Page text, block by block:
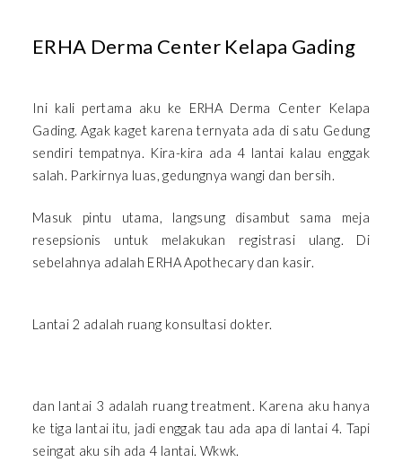
ERHA Derma Center Kelapa Gading
Ini kali pertama aku ke ERHA Derma Center Kelapa
Gading. Agak kaget karena ternyata ada di satu Gedung
sendiri tempatnya. Kira-kira ada 4 lantai kalau enggak
salah. Parkirnya luas, gedungnya wangi dan bersih.
Masuk pintu utama, langsung disambut sama meja
resepsionis untuk melakukan registrasi ulang. Di
sebelahnya adalah ERHA Apothecary dan kasir.
Lantai 2 adalah ruang konsultasi dokter.
dan lantai 3 adalah ruang treatment. Karena aku hanya
ke tiga lantai itu, jadi enggak tau ada apa di lantai 4. Tapi
seingat aku sih ada 4 lantai. Wkwk.